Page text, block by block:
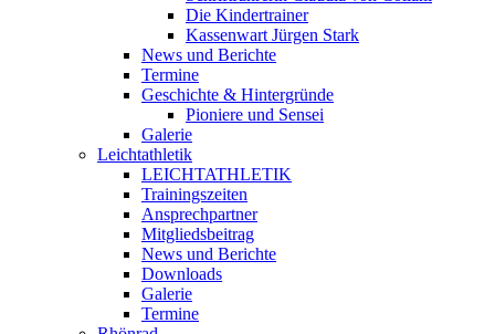
Die Kindertrainer
Kassenwart Jürgen Stark
News und Berichte
Termine
Geschichte & Hintergründe
Pioniere und Sensei
Galerie
Leichtathletik
LEICHTATHLETIK
Trainingszeiten
Ansprechpartner
Mitgliedsbeitrag
News und Berichte
Downloads
Galerie
Termine